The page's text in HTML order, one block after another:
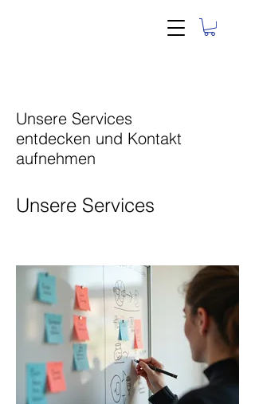
Unsere Services
entdecken und Kontakt
aufnehmen
Unsere Services